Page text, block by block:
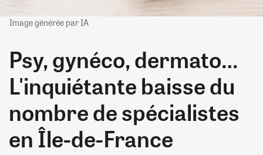
Image générée par IA
Psy, gynéco, dermato…
L'inquiétante baisse du
nombre de spécialistes
en Île-de-France